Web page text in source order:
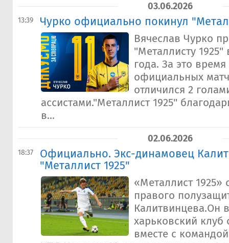
03.06.2026
13:39 Чурко официально покинул
Вячеслав Чурко
"Металлисту
года. За это
официальных
отличился 2
ассистами."Металлист 1925"
в...
02.06.2026
18:37
Официально. Экс-динамовец
"Металлист 1925"
«Металлист 1925»
правого
Калитвинцева.Он
харьковский клуб
вместе с